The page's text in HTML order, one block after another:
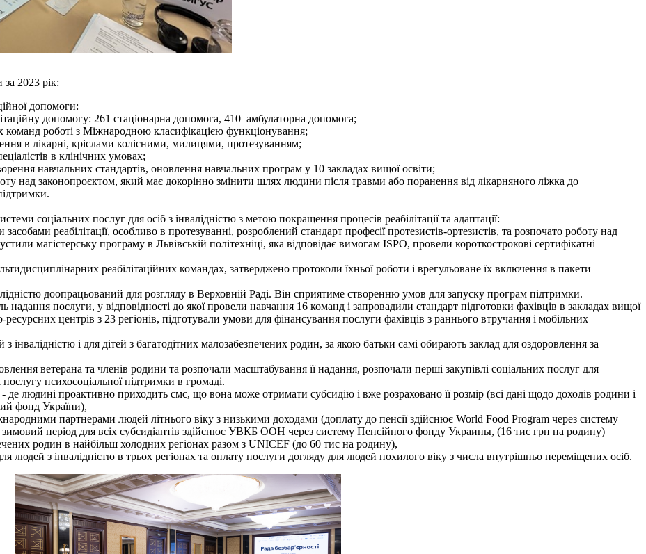
за 2023 рік:
допомоги:
допомогу: 261 стаціонарна допомога, 410 амбулаторна допомога;
команд роботі з Міжнародною класифікацією функціонування;
в лікарні, кріслами колісними, милицями, протезуванням;
в клінічних умовах;
навчальних стандартів, оновлення навчальних програм у 10 закладах вищої освіти;
над законопроєктом, який має докорінно змінити шлях людини після травми або поранення від лікарняного ліжка до
соціальних послуг для осіб з інвалідністю з метою покращення процесів реабілітації та адаптації:
реабілітації, особливо в протезуванні, розроблений стандарт професії протезистів-ортезистів, та розпочато роботу над
магістерську програму в Львівській політехніці, яка відповідає вимогам ISPO, провели короткострокові сертифікатні
реабілітаційних командах, затверджено протоколи їхньої роботи і врегульоване їх включення в пакети
доопрацьований для розгляду в Верховній Раді. Він сприятиме створенню умов для запуску програм підтримки.
послуги, у відповідності до якої провели навчання 16 команд і запровадили стандарт підготовки фахівців в закладах вищої
центрів з 23 регіонів, підготували умови для фінансування послуги фахівців з раннього втручання і мобільних
і для дітей з багатодітних малозабезпечених родин, за якою батьки самі обирають заклад для оздоровлення за
ветерана та членів родини та розпочали масштабування її надання, розпочали перші закупівлі соціальних послуг для
психосоціальної підтримки в громаді.
де людині проактивно приходить смс, що вона може отримати субсидію і вже розраховано її розмір (всі дані щодо доходів родини і
фонд України),
партнерами людей літнього віку з низькими доходами (доплату до пенсії здійснює World Food Program через систему
період для всіх субсидіантів здійснює УВКБ ООН через систему Пенсiйного фонду Украины, (16 тис грн на родину)
родин в найбільш холодних регіонах разом з UNICEF (до 60 тис на родину),
людей з інвалідністю в трьох регіонах та оплату послуги догляду для людей похилого віку з числа внутрішньо переміщених осіб.